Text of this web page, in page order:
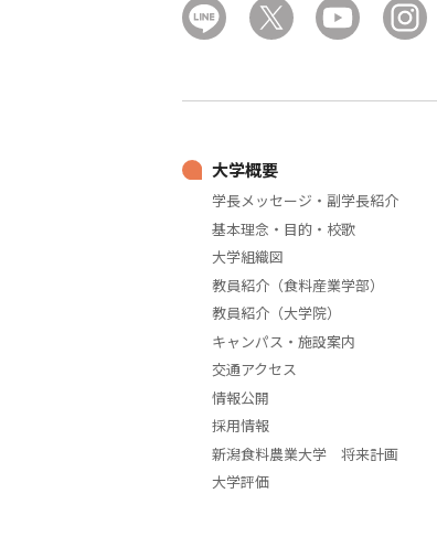
大学概要
学長メッセージ・副学長紹介
基本理念・目的・校歌
大学組織図
教員紹介（食料産業学部）
教員紹介（大学院）
キャンパス・施設案内
交通アクセス
情報公開
採用情報
新潟食料農業大学 将来計画
大学評価